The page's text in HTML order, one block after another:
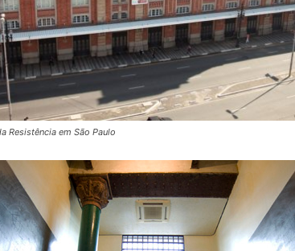
Resistência em São Paulo